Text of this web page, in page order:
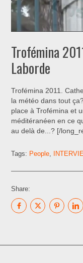
Trofémina
Laborde
Trofémina 2011.
la météo dans tout
place à Trofémina et
méditéranéen en ce
au delà de...? [/
Tags: People
Share: